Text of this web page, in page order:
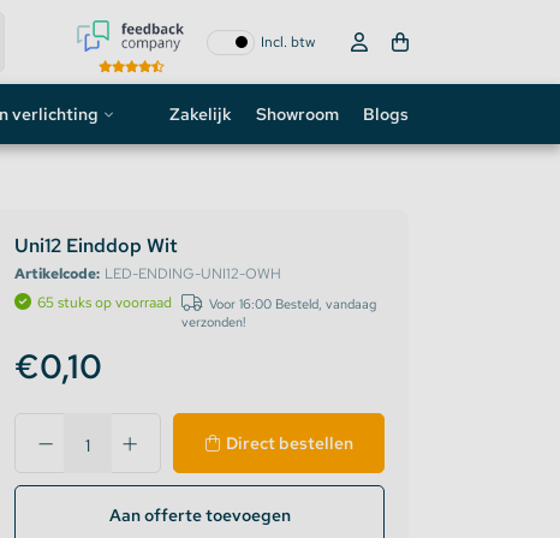
Incl. btw
verlichting
neon sign
LED strip
Zakelijk Showroom Blogs
Uni12 Einddop Wit
Artikelcode: LED-ENDING-UNI12-OWH
65 stuks op voorraad
Voor 16:00 Besteld, vandaag
verzonden!
€0,10
Direct bestellen
Aan offerte toevoegen